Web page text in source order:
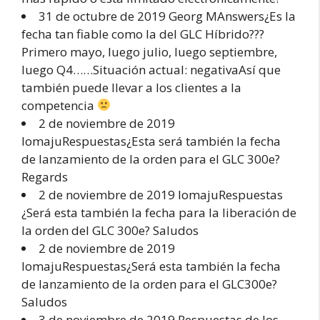
31 de octubre de 2019 Georg MAnswers¿Es la
fecha tan fiable como la del GLC Híbrido???
Primero mayo, luego julio, luego septiembre,
luego Q4……Situación actual: negativaAsí que
también puede llevar a los clientes a la
competencia
2 de noviembre de 2019
IomajuRespuestas¿Esta será también la fecha
de lanzamiento de la orden para el GLC 300e?
Regards
2 de noviembre de 2019 IomajuRespuestas
¿Será esta también la fecha para la liberación de
la orden del GLC 300e? Saludos
2 de noviembre de 2019
IomajuRespuestas¿Será esta también la fecha
de lanzamiento de la orden para el GLC300e?
Saludos